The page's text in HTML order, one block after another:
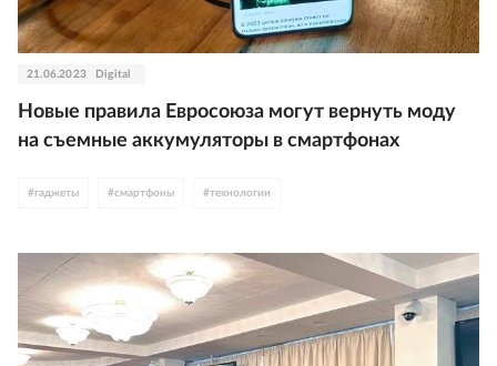
21.06.2023 Digital
Новые правила Евросоюза могут вернуть моду
на съемные аккумуляторы в смартфонах
#гаджеты #смартфоны #технологии